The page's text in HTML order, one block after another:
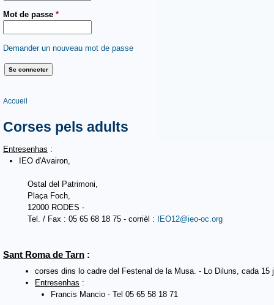
Mot de passe *
Demander un nouveau mot de passe
Vous êtes ici
Accueil
Corses pels adults
Entresenhas :
IEO d'Avairon,
Ostal del Patrimoni,
Plaça Foch,
12000 RODES -
Tel. / Fax : 05 65 68 18 75 - corrièl :
IEO12@ieo-oc.org
Sant Roma de Tarn :
corses dins lo cadre del Festenal de la Musa. - Lo Diluns, cada 15
Entresenhas :
Francis Mancio - Tel 05 65 58 18 71